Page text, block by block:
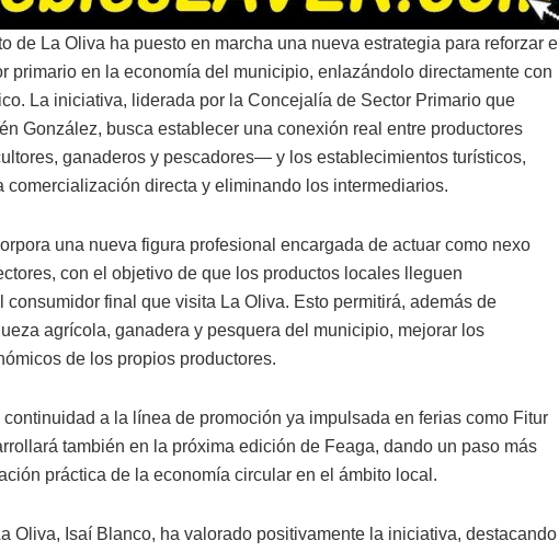
de La Oliva ha puesto en marcha una nueva estrategia para reforzar el
primario en la economía del municipio, enlazándolo directamente con
La iniciativa, liderada por la Concejalía de Sector Primario que
González, busca establecer una conexión real entre productores
ganaderos y pescadores— y los establecimientos turísticos,
comercialización directa y eliminando los intermediarios.
una nueva figura profesional encargada de actuar como nexo
con el objetivo de que los productos locales lleguen
consumidor final que visita La Oliva. Esto permitirá, además de
agrícola, ganadera y pesquera del municipio, mejorar los
de los propios productores.
continuidad a la línea de promoción ya impulsada en ferias como Fitur
también en la próxima edición de Feaga, dando un paso más
práctica de la economía circular en el ámbito local.
Oliva, Isaí Blanco, ha valorado positivamente la iniciativa, destacando